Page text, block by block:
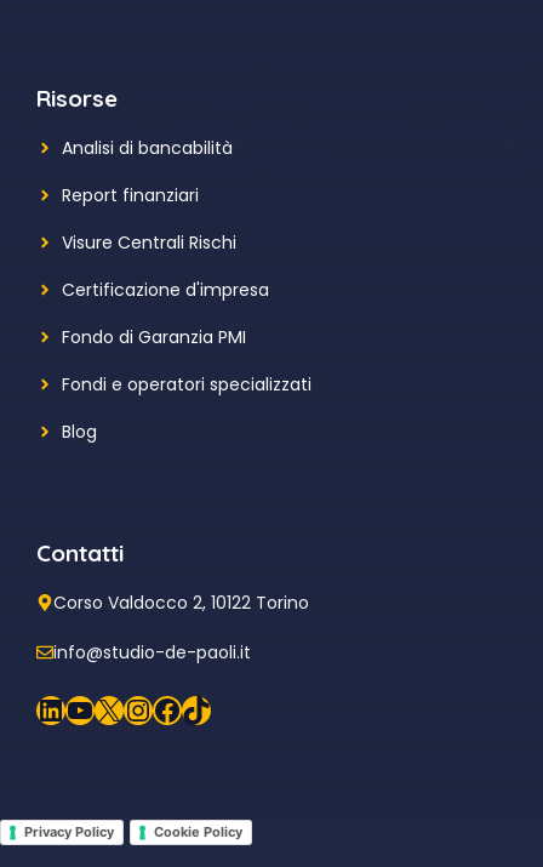
Risorse
Analisi di bancabilità
Report finanziari
Visure Centrali Rischi
Certificazione d'impresa
Fondo di Garanzia PMI
Fondi e operatori specializzati
Blog
Contatti
Corso Valdocco 2, 10122 Torino
info@studio-de-paoli.it
LinkedIn
YouTube
X Instagram
Facebook
TikTok
Privacy Policy Cookie Policy